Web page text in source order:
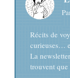
Récits de
curieuses…
La
trouvent